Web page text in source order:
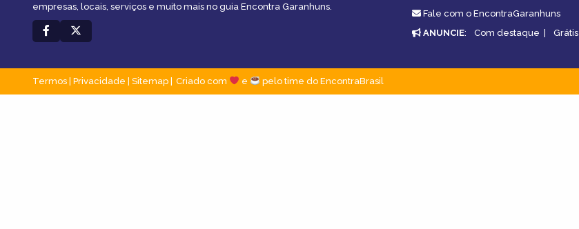
empresas, locais, serviços e muito mais no guia Encontra Garanhuns.
Fale com o EncontraGaranhuns
ANUNCIE: Com destaque | Grátis
Termos Privacidade Sitemap Criado com e pelo time do EncontraBrasil